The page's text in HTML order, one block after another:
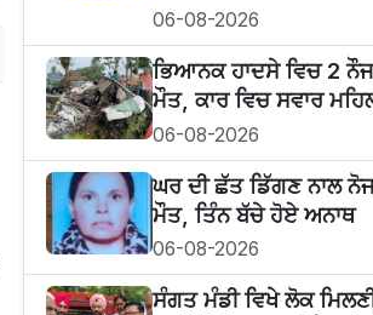
06-08-2026
ਭਿਆਨਕ ਹਾਦਸੇ ਵਿਚ 2
ਮੌਤ, ਕਾਰ ਵਿਚ ਸਵਾਰ
06-08-2026
ਘਰ ਦੀ ਛੱਤ ਡਿੱਗਣ ਨਾਲ
ਮੌਤ, ਤਿੰਨ ਬੱਚੇ ਹੋਏ ਅਨਾਥ
06-08-2026
ਸੰਗਤ ਮੰਡੀ ਵਿਖੇ ਲੋਕ